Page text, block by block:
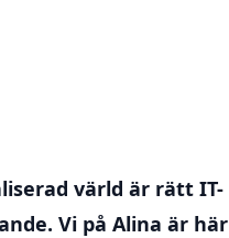
värld är rätt IT-
Vi på Alina är här